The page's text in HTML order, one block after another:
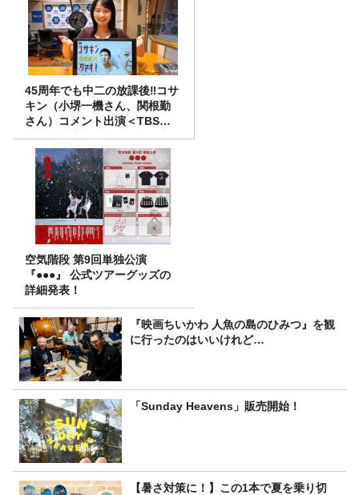
45周年でも中二の放課後‼コサ
キン（小堺一機さん、関根勤
さん）コメント出演＜TBSラ
ジオ番組審議会からのご報告
＞
空気階段 第9回単独公演
『●●●』 公式ツアーグッズの
詳細発表！
『映画ちいかわ 人魚の島のひみつ』を観
に行ったのはいいけれど…
「Sunday Heavens」販売開始！
【暑さ対策に！】この1本で夏を乗り切